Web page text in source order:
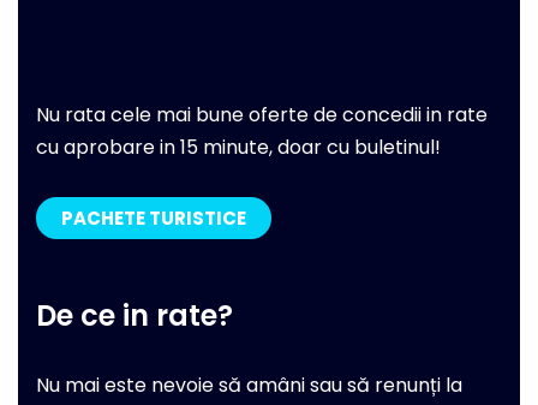
Nu rata cele mai bune oferte de concedii in rate
cu aprobare in 15 minute, doar cu buletinul!
PACHETE TURISTICE
De ce in rate?
Nu mai este nevoie să amâni sau să renunți la